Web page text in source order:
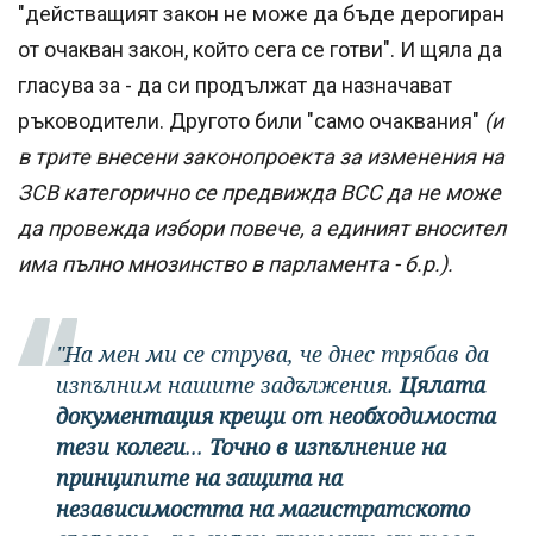
"действащият закон не може да бъде дерогиран
от очакван закон, който сега се готви". И щяла да
гласува за - да си продължат да назначават
ръководители. Другото били "само очаквания" (и
в трите внесени законопроекта за изменения на
ЗСВ категорично се предвижда ВСС да не може
да провежда избори повече, а единият вносител
има пълно мнозинство в парламента - б.р.).
"На мен ми се струва, че днес трябав да
изпълним нашите задължения.Цялата
документация крещи от необходимоста
тези колеги... Точно в изпълнение на
принципите на защита на
независимостта на магистратското